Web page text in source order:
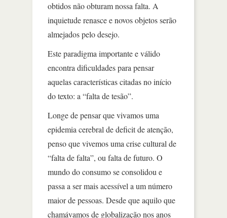
obtidos não obturam nossa falta. A
inquietude renasce e novos objetos serão
almejados pelo desejo.
Este paradigma importante e válido
encontra dificuldades para pensar
aquelas características citadas no início
do texto: a “falta de tesão”.
Longe de pensar que vivamos uma
epidemia cerebral de deficit de atenção,
penso que vivemos uma crise cultural de
“falta de falta”, ou falta de futuro. O
mundo do consumo se consolidou e
passa a ser mais acessível a um número
maior de pessoas. Desde que aquilo que
chamávamos de globalização nos anos